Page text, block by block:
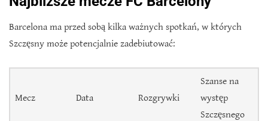
Barcelona ma przed sobą kilka ważnych spotkań, w których
Szczęsny może potencjalnie zadebiutować:
Mecz Data Rozgrywki
Szanse na
występ
Szczęsnego